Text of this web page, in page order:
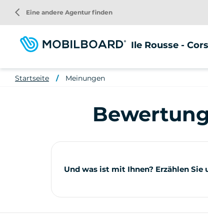
zum
Inhalt
Ile Rousse -
arrow_back_ios Eine andere Agentur finden
Startseite Meinungen
Und was ist mit Ihnen? Erzählen